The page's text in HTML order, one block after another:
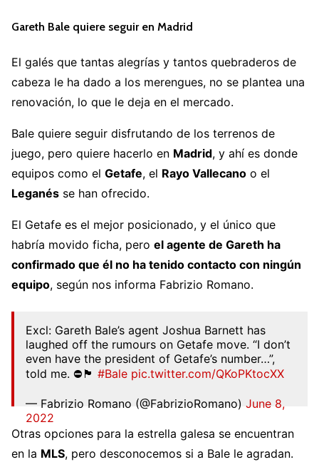
Gareth Bale quiere seguir en Madrid
El galés que tantas alegrías y tantos quebraderos de
cabeza le ha dado a los merengues, no se plantea una
renovación, lo que le deja en el mercado.
Bale quiere seguir disfrutando de los terrenos de
juego, pero quiere hacerlo en Madrid, y ahí es donde
equipos como el Getafe, el Rayo Vallecano o el
Leganés se han ofrecido.
El Getafe es el mejor posicionado, y el único que
habría movido ficha, pero el agente de Gareth ha
confirmado que él no ha tenido contacto con ningún
equipo, según nos informa Fabrizio Romano.
Excl: Gareth Bale’s agent Joshua Barnett has
laughed off the rumours on Getafe move. “I don’t
even have the president of Getafe’s number…”,
told me. ⛔️🏴󠁧󠁢󠁷󠁬󠁳󠁿 #Bale pic.twitter.com/QKoPKtocXX
— Fabrizio Romano (@FabrizioRomano) June 8,
2022
Otras opciones para la estrella galesa se encuentran
en la MLS, pero desconocemos si a Bale le agradan.